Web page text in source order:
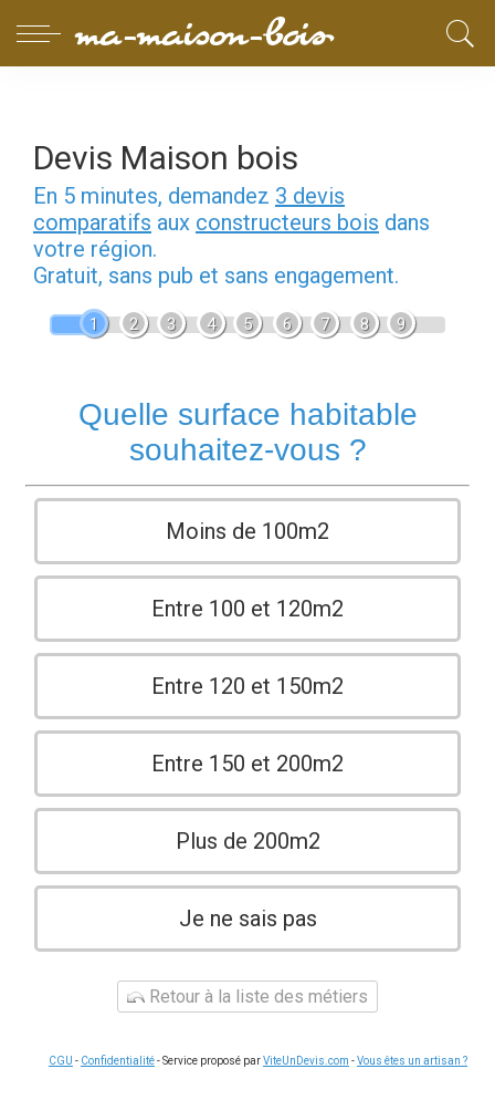
Devis Maison bois
En 5 minutes, demandez 3 devis
comparatifs aux constructeurs bois dans
votre région.
Gratuit, sans pub et sans engagement.
1 2 3 4 5 6 7 8 9
Quelle surface habitable
souhaitez-vous ?
Moins de 100m2
Entre 100 et 120m2
Entre 120 et 150m2
Entre 150 et 200m2
Plus de 200m2
Je ne sais pas
Retour à la liste des métiers
CGU - Confidentialité- Service proposé parViteUnDevis.com -Vous êtes un artisan ?